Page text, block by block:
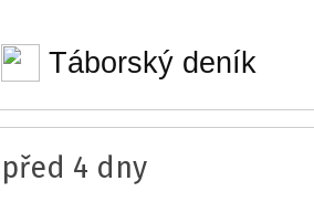
Táborský deník
před 4 dny